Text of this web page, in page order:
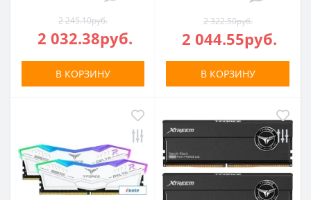
2 245.10руб.
2 032.38руб.
В КОРЗИНУ
2 322.50руб.
2 044.55руб.
В КОРЗИНУ